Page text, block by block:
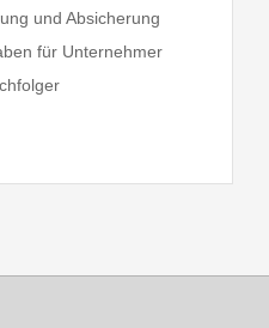
und Absicherung
für Unternehmer